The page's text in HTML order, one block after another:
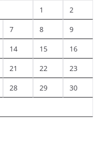
1 2
7 8 9
14 15 16
21 22 23
28 29 30